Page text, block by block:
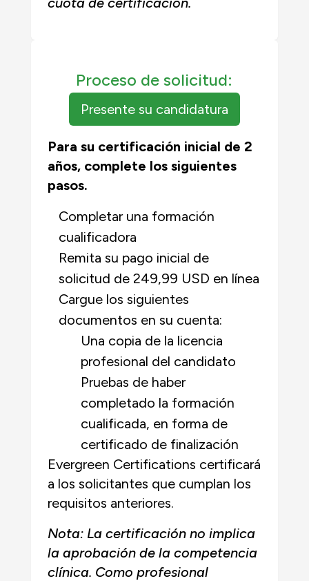
Proceso de solicitud:
Presente su candidatura
Para su certificación inicial de 2
años, complete los siguientes
pasos.
Completar una formación
cualificadora
Remita su pago inicial de
solicitud de 249,99 USD en línea
Cargue los siguientes
documentos en su cuenta:
Una copia de la licencia
profesional del candidato
Pruebas de haber
completado la formación
cualificada, en forma de
certificado de finalización
Evergreen Certifications certificará
a los solicitantes que cumplan los
requisitos anteriores.
Nota: La certificación no implica
la aprobación de la competencia
clínica. Como profesional